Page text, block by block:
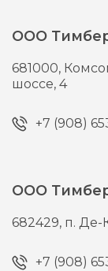
ООО
681000,
шоссе, 4
+7 (908)
ООО
682429, п. Де-
+7 (908)